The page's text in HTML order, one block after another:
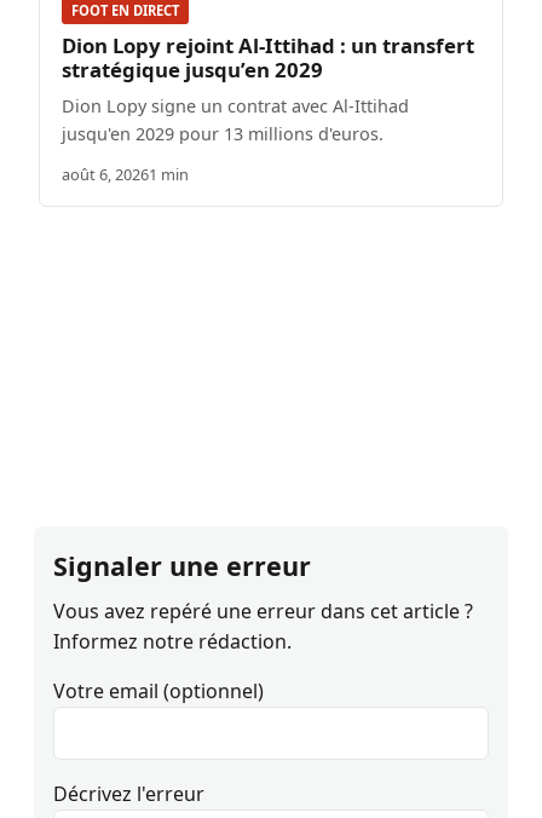
FOOT EN DIRECT
Dion Lopy rejoint Al-Ittihad : un transfert
stratégique jusqu’en 2029
Dion Lopy signe un contrat avec Al-Ittihad
jusqu'en 2029 pour 13 millions d'euros.
août 6, 20261 min
Signaler une erreur
Vous avez repéré une erreur dans cet article ?
Informez notre rédaction.
Votre email (optionnel)
Décrivez l'erreur